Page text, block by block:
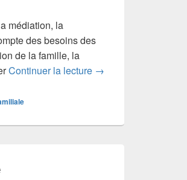
médiation, la
des besoins des
de la famille, la
Continuer la lecture Creer ou animer des
→